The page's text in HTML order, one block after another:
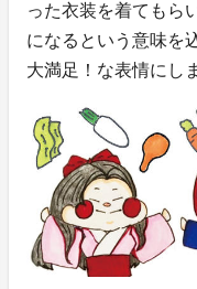
った衣装を着てもら
になるという意味を
大満足！な表情にし